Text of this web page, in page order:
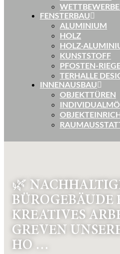
FENSTERBAU
ALUMINIUM
HOLZ
HOLZ-
KUNSTSTOFF
PFOSTEN-
TERHALLE
INNENAUSBAU
OBJEKTTÜREN
🌿
BÜROGEBÄUDE
KREATIVES
GREVEN
HO …